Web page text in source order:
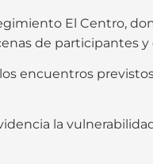
El Centro,
de participantes y
encuentros
la